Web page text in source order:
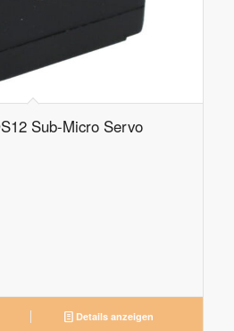
Sub-Micro Servo
Details anzeigen